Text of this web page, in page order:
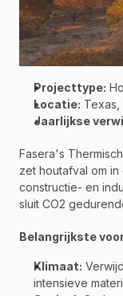
Projecttype:
Locatie: Texas,
Jaarlijkse
Fasera's
zet houtafval om
constructie- en
sluit CO2
Belangrijkste
Klimaat:
intensieve